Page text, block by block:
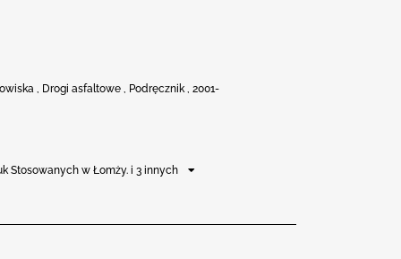
, Drogi asfaltowe , Podręcznik , 2001-
Stosowanych w Łomży. i 3 innych